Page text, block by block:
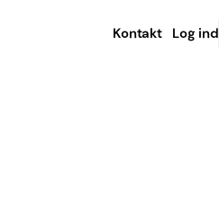
Kontakt Log ind